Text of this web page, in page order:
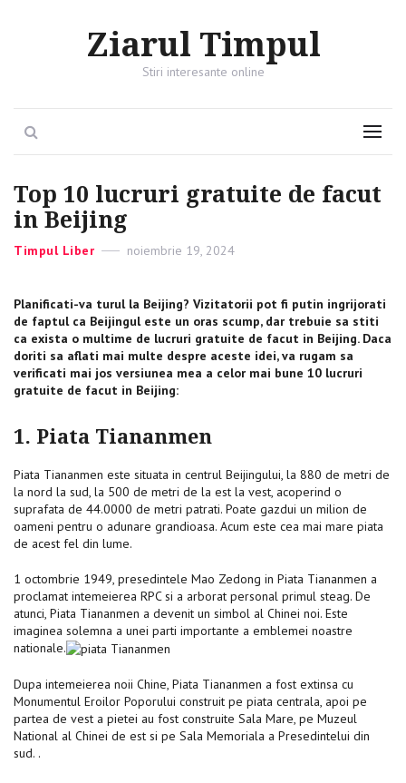
Ziarul Timpul
Stiri interesante online
Menu
Top 10 lucruri gratuite de facut
in Beijing
Categories
Timpul Liber
Posted
noiembrie 19, 2024
Planificati-va turul la Beijing? Vizitatorii pot fi putin ingrijorati
de faptul ca Beijingul este un oras scump, dar trebuie sa stiti
ca exista o multime de lucruri gratuite de facut in Beijing. Daca
doriti sa aflati mai multe despre aceste idei, va rugam sa
verificati mai jos versiunea mea a celor mai bune 10 lucruri
gratuite de facut in Beijing:
1. Piata Tiananmen
Piata Tiananmen este situata in centrul Beijingului, la 880 de metri de
la nord la sud, la 500 de metri de la est la vest, acoperind o
suprafata de 44.0000 de metri patrati. Poate gazdui un milion de
oameni pentru o adunare grandioasa. Acum este cea mai mare piata
de acest fel din lume.
1 octombrie 1949, presedintele Mao Zedong in Piata Tiananmen a
proclamat intemeierea RPC si a arborat personal primul steag. De
atunci, Piata Tiananmen a devenit un simbol al Chinei noi. Este
imaginea solemna a unei parti importante a emblemei noastre
nationale.
Dupa intemeierea noii Chine, Piata Tiananmen a fost extinsa cu
Monumentul Eroilor Poporului construit pe piata centrala, apoi pe
partea de vest a pietei au fost construite Sala Mare, pe Muzeul
National al Chinei de est si pe Sala Memoriala a Presedintelui din
sud. .